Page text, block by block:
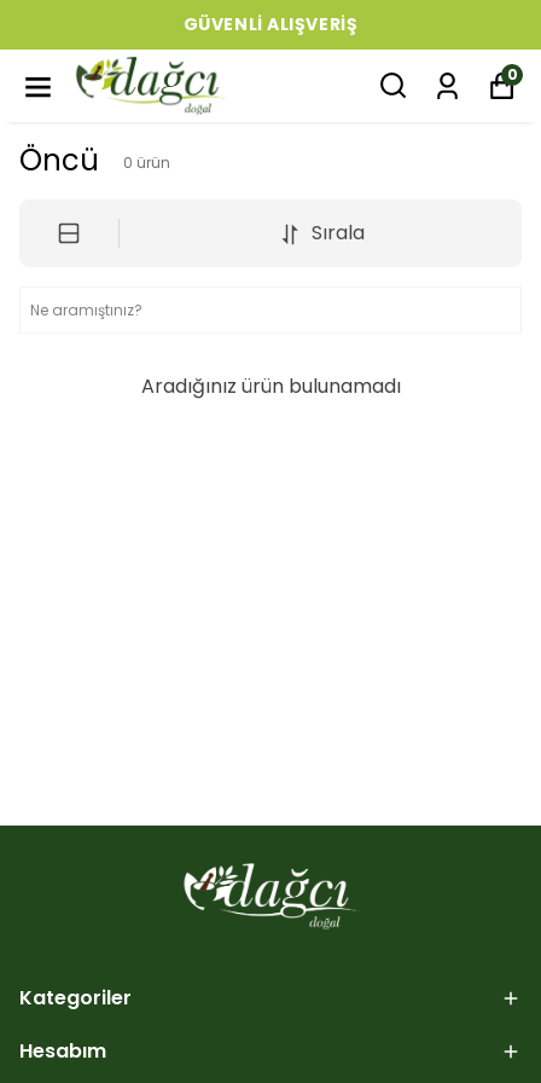
GÜVENLI ALIŞVERIŞ
0
Öncü 0 ürün
Sırala
Aradığınız ürün bulunamadı
Kategoriler
Hesabım